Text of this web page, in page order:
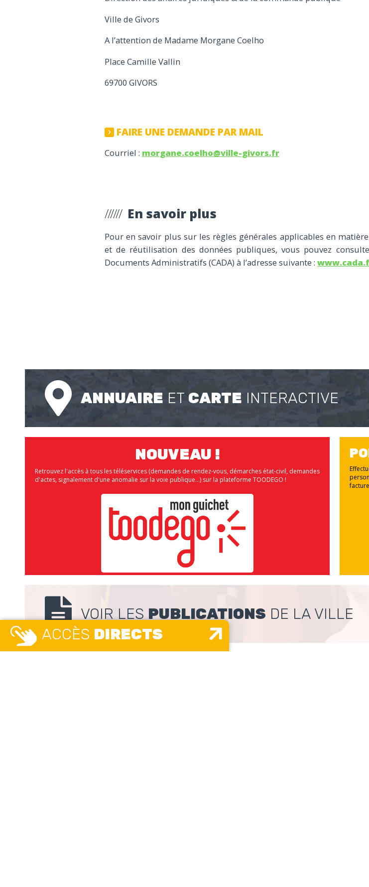
Ville de Givors
A l’attention de Madame Morgane Coelho
Place Camille Vallin
69700 GIVORS
FAIRE UNE DEMANDE PAR MAIL
Courriel : morgane.coelho@ville-givors.fr
En savoir plus
Pour en savoir plus sur les règles générales applicables en
et de réutilisation des données publiques, vous pouvez
Documents Administratifs (CADA) à l’adresse suivante :
ANNUAIRE ET CARTE INTERACTIVE
NOUVEAU !
Retrouvez l'accès à tous les téléservices (demandes de rendez-vous, démarches état-civil, demandes
d'actes, signalement d'une anomalie sur la voie publique...) sur la plateforme TOODEGO !
VOIR LESPUBLICATIONS DE LA VILLE
ACCÈS DIRECTS